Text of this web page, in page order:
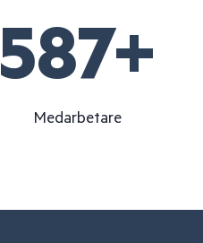
600+
Medarbetare